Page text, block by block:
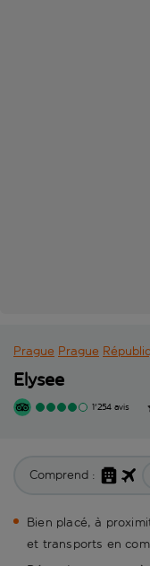
Prague Prague
Elysee
1'254 avis
Comprend :
Bien placé, à
et transports en